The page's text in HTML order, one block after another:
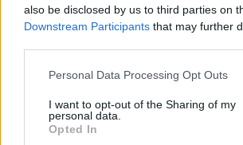
also be disclosed by us to third parties on
Downstream Participants that may further
Please note that this website/app uses one
not limited to your visit or usage behaviour.
grant or deny consent to Google and its
use your data for below specified purposes
Personal Data Processing Opt Outs
I want to opt-out of the Sharing of my
personal data.
Opted In
(PSG), Rafael Leão (Milán) o João Neves
para Comunio.com, al igual que el
el insaciable Cristiano Ronaldo. El crack
marcado 8 goles en el torneo en cinco
querrá ampliar su currículum con más